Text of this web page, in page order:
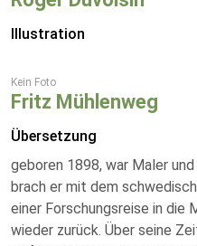
Illustration
Kein Foto
Fritz Mühlenweg
Übersetzung
geboren 1898, war Maler
brach er mit dem
einer Forschungsreise in die
wieder zurück. Über seine